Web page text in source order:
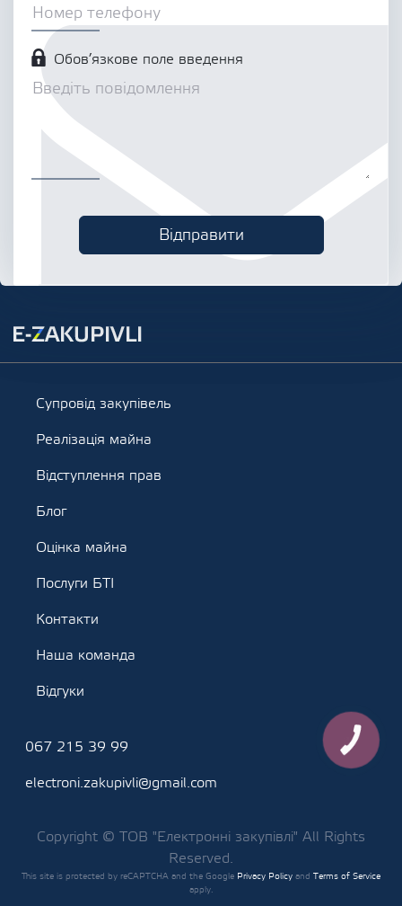
Обов’язкове поле введення
Супровід закупівель
Реалізація майна
Відступлення прав
Блог
Оцінка майна
Послуги БТІ
Контакти
Наша команда
Відгуки
067 215 39 99
electroni.zakupivli@gmail.com
Copyright © ТОВ "Електронні закупівлі" All Rights
Reserved.
This site is protected by reCAPTCHA and the Google Privacy Policy and Terms of Service
apply.
КНОПКА
ЗВ'ЯЗКУ